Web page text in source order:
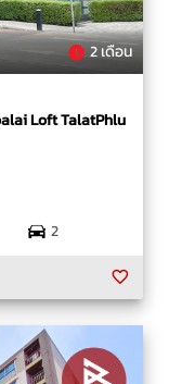
2 เดือน
Loft TalatPhlu
2